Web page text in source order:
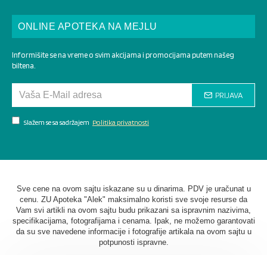
ONLINE APOTEKA NA MEJLU
Informišite se na vreme o svim akcijama i promocijama putem našeg
biltena.
PRIJAVA
Slažem se sa sadržajem Politika privatnosti
Sve cene na ovom sajtu iskazane su u dinarima. PDV je uračunat u
cenu. ZU Apoteka "Alek" maksimalno koristi sve svoje resurse da
Vam svi artikli na ovom sajtu budu prikazani sa ispravnim nazivima,
specifikacijama, fotografijama i cenama. Ipak, ne možemo garantovati
da su sve navedene informacije i fotografije artikala na ovom sajtu u
potpunosti ispravne.